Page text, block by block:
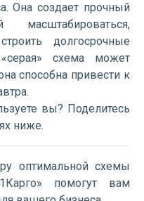
Она создает прочный
масштабироваться,
долгосрочные
схема может
способна привести к
вы? Поделитесь
ниже.
оптимальной схемы
помогут вам